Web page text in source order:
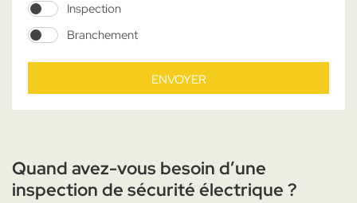
Inspection
Branchement
ENVOYER
Quand avez-vous besoin d’une
inspection de sécurité électrique ?